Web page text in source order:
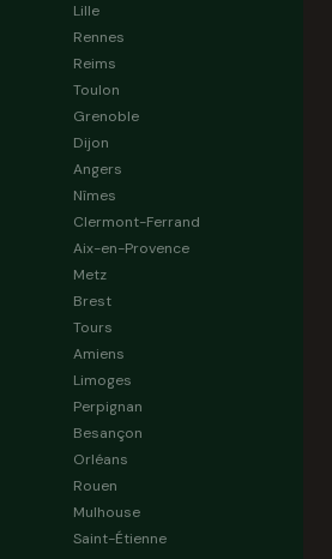
Lille
Rennes
Reims
Toulon
Grenoble
Dijon
Angers
Nîmes
Clermont-Ferrand
Aix-en-Provence
Metz
Brest
Tours
Amiens
Limoges
Perpignan
Besançon
Orléans
Rouen
Mulhouse
Saint-Étienne